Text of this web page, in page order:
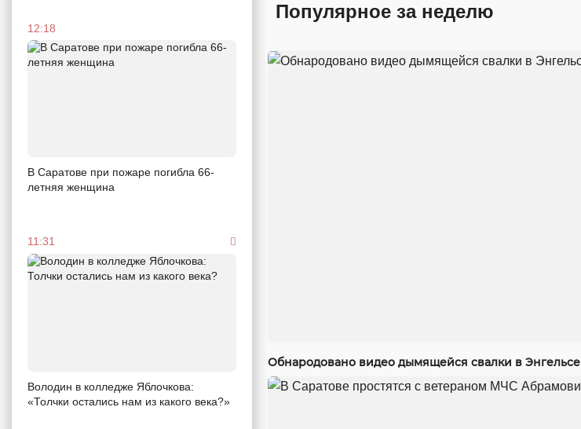
12:18
В Саратове при пожаре погибла 66-
летняя женщина
11:31
Володин в колледже Яблочкова:
«Толчки остались нам из какого века?»
Популярное за неделю
Обнародовано видео дымящейся свалки в Энгельсе